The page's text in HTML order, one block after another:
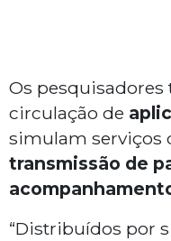
Os
circulação de
simulam serviços
transmissão de
“Distribuídos por